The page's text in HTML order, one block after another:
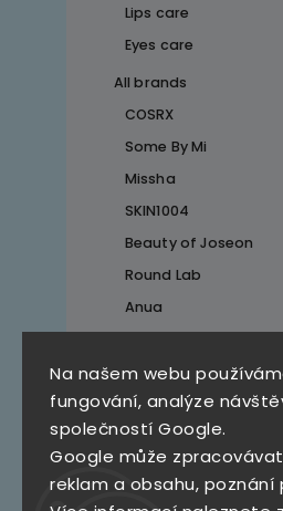
Na našem webu
fungování, analýze
společností Google.
Google může
reklam a obsahu, poznání
Lips care
Eyes care
All brands
COSRX
Some By Mi
Missha
SKIN1004
Beauty of Joseon
Round Lab
Anua
Top 10 produktů
SKZ Mystery Box
790 Kč